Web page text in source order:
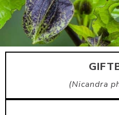
OM PLANTEPORTALEN
KONTAKT
Nicandra